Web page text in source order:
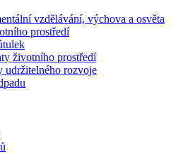
vzdělávání, výchova a osvěta
prostředí
životního prostředí
udržitelného rozvoje